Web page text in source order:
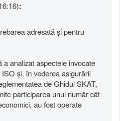
:
adresată și pentru
analizat aspectele invocate
și, în vederea asigurării
de Ghidul SKAT,
participarea unui număr cât
au fost operate